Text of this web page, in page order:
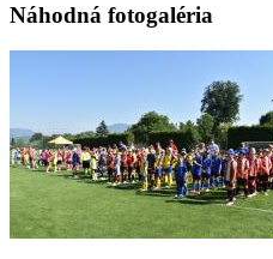
Náhodná fotogaléria